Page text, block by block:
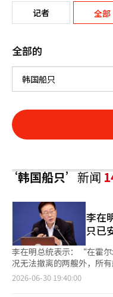
记者 全部
全部的
‘韩国船只’新闻
李在
只已
李在明总统表示：“在霍
况无法撤离的两艘外，所
峡。” 李总统在当天主持
2026-06-30 19:40:00